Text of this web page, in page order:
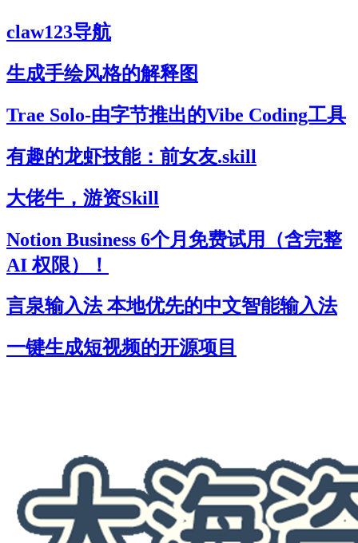
claw123导航
生成手绘风格的解释图
Trae Solo-由字节推出的Vibe Coding工具
有趣的龙虾技能：前女友.skill
大佬牛，游资Skill
Notion Business 6个月免费试用（含完整
AI 权限）！
言泉输入法 本地优先的中文智能输入法
一键生成短视频的开源项目